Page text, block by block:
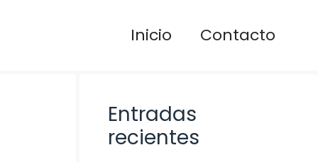
Inicio Contacto
Entradas
recientes